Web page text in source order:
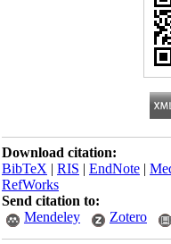
Download citation:
BibTeX|RIS|EndNote|
RefWorks
Send citation to:
Mendeley
Zotero